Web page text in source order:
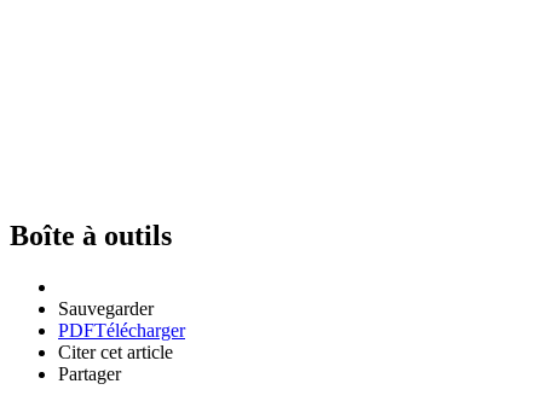
Boîte à outils
Sauvegarder
PDFTélécharger
Citer cet article
Partager